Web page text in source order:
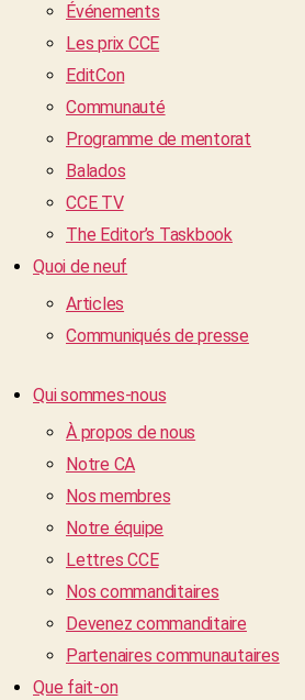
Événements
Les prix CCE
EditCon
Communauté
Programme de mentorat
Balados
CCE TV
The Editor’s Taskbook
Quoi de neuf
Articles
Communiqués de presse
Qui sommes-nous
À propos de nous
Notre CA
Nos membres
Notre équipe
Lettres CCE
Nos commanditaires
Devenez commanditaire
Partenaires communautaires
Que fait-on